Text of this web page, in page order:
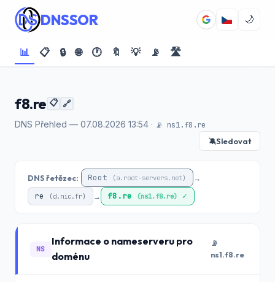
DNSSOR 🌙
📊 📋 🔒 🌐 🕐 🔖 💡 📡 🛣️
f8.re 📋 🔗
DNS Přehled — 07.08.2026 13:54 · 📡 ns1.f8.re
🔕Sledovat
DNS řetězec: Root (a.root-servers.net) →
re (d.nic.fr) → f8.re (ns1.f8.re) ✓
NS
Informace o nameserveru pro
doménu
📡
ns1.f8.re